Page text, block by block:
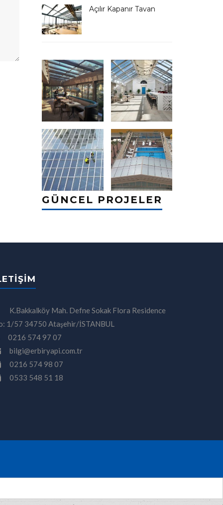
Açılır Kapanır Tavan
GÜNCEL PROJELER
K.Bakkalköy Mah. Defne Sokak Flora Residence
1/57 34750 Ataşehir/İSTANBUL
0216 574 97 07
bilgi@erbiryapi.com.tr
0216 574 98 07
0533 548 51 18